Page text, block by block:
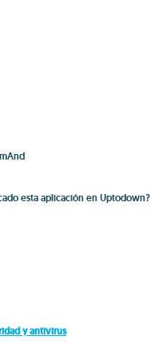
esta aplicación en Uptodown?
y antivirus